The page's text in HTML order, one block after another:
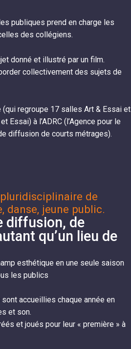
publiques prend en charge les
des collégiens.
donné et illustré par un film.
collectivement des sujets de
regroupe 17 salles Art & Essai et
Essai) à l’ADRC (l’Agence pour le
diffusion de courts métrages).
de
danse, jeune public.
diffusion, de
qu’un lieu de
esthétique en une seule saison
les publics
accueillies chaque année en
et son.
et joués pour leur « première » à